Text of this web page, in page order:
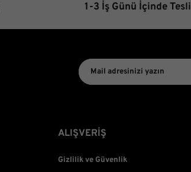
1-3 İş Günü İçinde
ALIŞVERİŞ
Gizlilik ve Güvenlik